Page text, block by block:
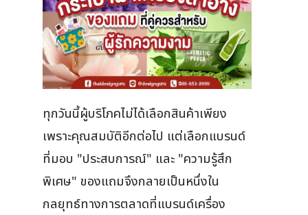
ทุกวันนี้ผู้บริโภคไม่ได้เลือกสินค้าเพียง
เพราะคุณสมบัติอีกต่อไป แต่เลือกแบรนด์
ที่มอบ "ประสบการณ์" และ "ความรู้สึก
พิเศษ" ของแถมจึงกลายเป็นหนึ่งใน
กลยุทธ์ทางการตลาดที่แบรนด์เครื่อง